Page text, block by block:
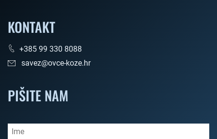
KONTAKT
+385 99 330 8088
savez@ovce-koze.hr
PIŠITE NAM